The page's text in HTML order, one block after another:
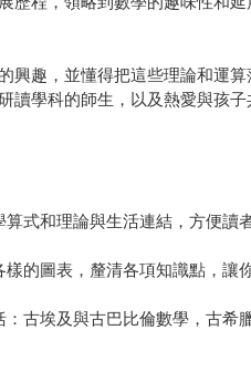
趣，並懂得把這些理論和運
學科的師生，以及熱愛與孩
式和理論與生活連結，方便讀
的圖表，釐清各項知識點，讓
古埃及與古巴比倫數學，古